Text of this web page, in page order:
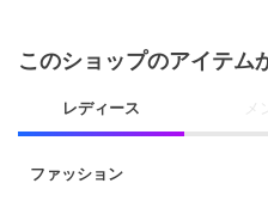
このショップのアイテム
レディース メ
ファッション